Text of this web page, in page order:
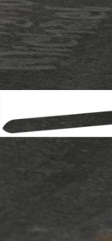
6
Roll-